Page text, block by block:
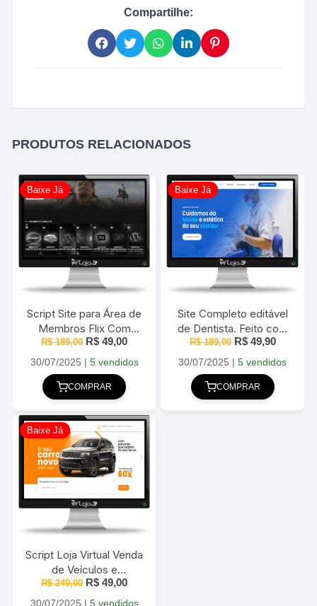
Compartilhe:
PRODUTOS RELACIONADOS
Baixe Já
Script Site para Área de
Membros Flix Com
Painel Administrável
2025
R$189,00 O
original
era:
R$ 189,00.
R$ 49,00O
atual
30/07/2025 | 5 vendidos
COMPRAR
Baixe Já
Site Completo editável
de Dentista. Feito com
WordPress e Elementor
2025
R$189,00 O
original
era:
R$ 189,00.
R$49,90O
atual
30/07/2025 |5 vendidos
COMPRAR
Baixe Já
Script Loja Virtual Venda
de Veículos e
Classificados de Carros
2025
R$249,00 O
original
R$ 49,00O
atual
30/07/2025 | 5 vendidos